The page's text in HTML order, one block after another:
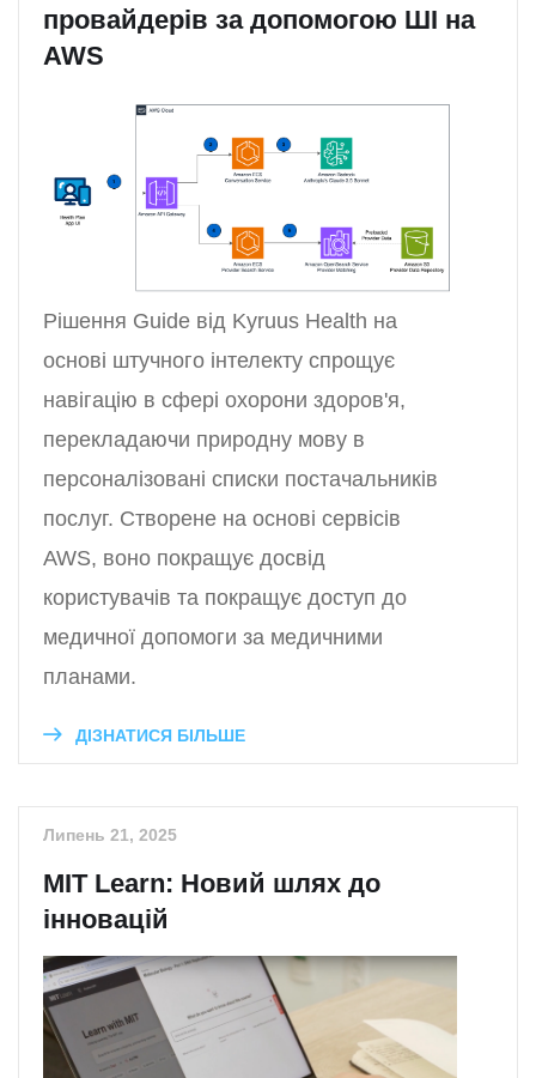
провайдерів за допомогою ШІ на
AWS
Рішення Guide від Kyruus Health на
основі штучного інтелекту спрощує
навігацію в сфері охорони здоров'я,
перекладаючи природну мову в
персоналізовані списки постачальників
послуг. Створене на основі сервісів
AWS, воно покращує досвід
користувачів та покращує доступ до
медичної допомоги за медичними
планами.
ДІЗНАТИСЯ БІЛЬШЕ
Липень 21, 2025
MIT Learn: Новий шлях до
інновацій